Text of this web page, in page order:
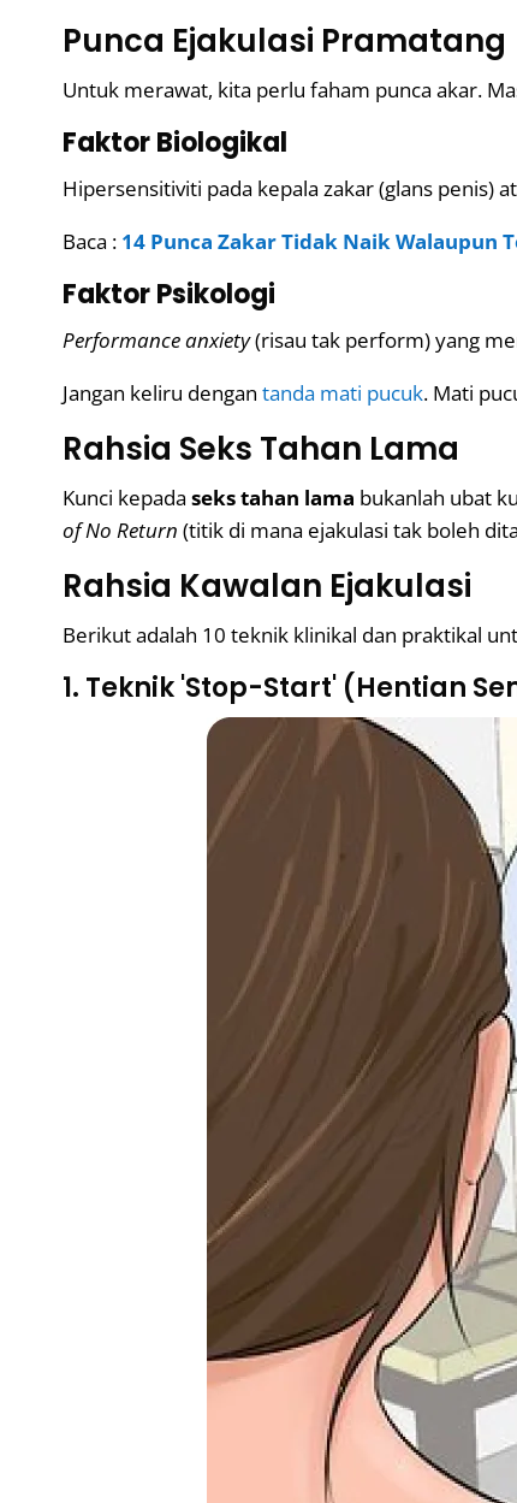
Punca Ejakulasi Pramatang
Untuk merawat, kita perlu faham punca akar.
Faktor Biologikal
Hipersensitiviti pada kepala zakar (glans penis)
Baca : 14 Punca Zakar Tidak Naik Walaupun
Faktor Psikologi
Performance anxiety(risau tak perform) yang
Jangan keliru dengan tanda mati pucuk. Mati
Rahsia Seks Tahan Lama
Kunci kepada seks tahan lama bukanlah ubat
of No Return (titik di mana ejakulasi tak boleh
Rahsia Kawalan Ejakulasi
Berikut adalah 10 teknik klinikal dan praktikal
1. Teknik 'Stop-Start' (Hentian